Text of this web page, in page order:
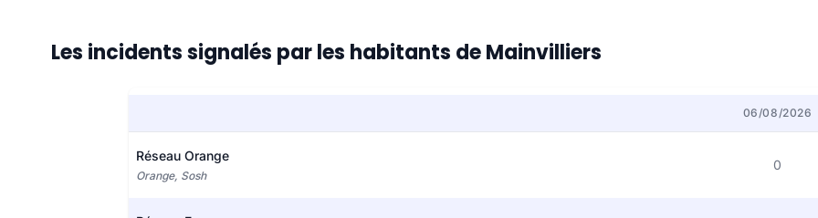
Les incidents signalés par les habitants de Mainvilliers
06/08/2026
Réseau Orange
Orange, Sosh
0